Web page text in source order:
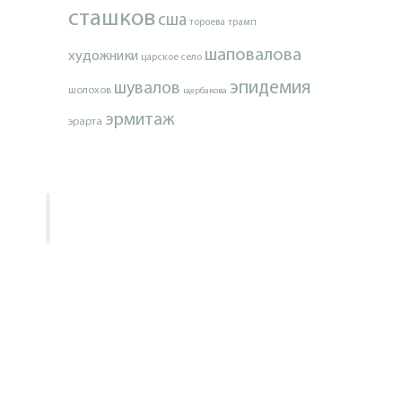
сташков сша тороева трамп
художники царское село шаповалова
шолохов шувалов щербакова эпидемия
эрарта эрмитаж